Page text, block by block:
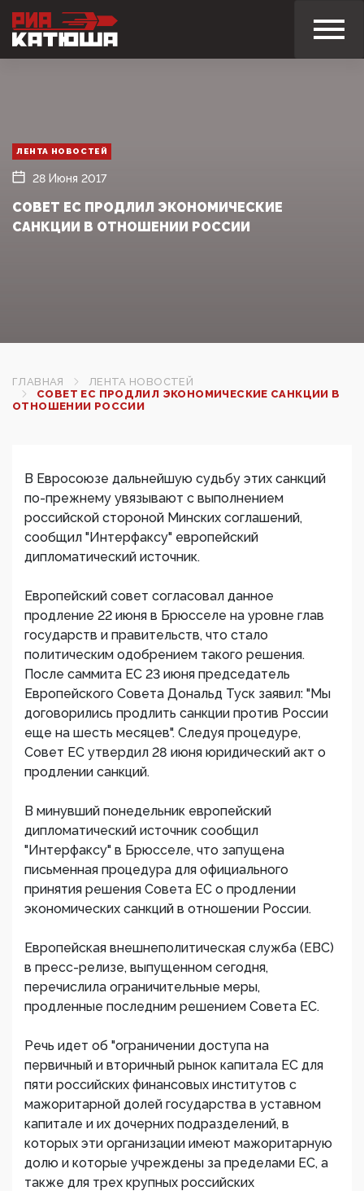
ЛЕНТА НОВОСТЕЙ
28 Июня 2017
СОВЕТ ЕС ПРОДЛИЛ ЭКОНОМИЧЕСКИЕ
САНКЦИИ В ОТНОШЕНИИ РОССИИ‍
ГЛАВНАЯ
ЛЕНТА НОВОСТЕЙ
СОВЕТ ЕС ПРОДЛИЛ ЭКОНОМИЧЕСКИЕ САНКЦИИ В
ОТНОШЕНИИ РОССИИ‍
В Евросоюзе дальнейшую судьбу этих санкций
по-прежнему увязывают с выполнением
российской стороной Минских соглашений,
сообщил "Интерфаксу" европейский
дипломатический источник.
Европейский совет согласовал данное
продление 22 июня в Брюсселе на уровне глав
государств и правительств, что стало
политическим одобрением такого решения.
После саммита ЕС 23 июня председатель
Европейского Совета Дональд Туск заявил: "Мы
договорились продлить санкции против России
еще на шесть месяцев". Следуя процедуре,
Совет ЕС утвердил 28 июня юридический акт о
продлении санкций.
В минувший понедельник европейский
дипломатический источник сообщил
"Интерфаксу" в Брюсселе, что запущена
письменная процедура для официального
принятия решения Совета ЕС о продлении
экономических санкций в отношении России.
Европейская внешнеполитическая служба (ЕВС)
в пресс-релизе, выпущенном сегодня,
перечислила ограничительные меры,
продленные последним решением Совета ЕС.
Речь идет об "ограничении доступа на
первичный и вторичный рынок капитала ЕС для
пяти российских финансовых институтов с
мажоритарной долей государства в уставном
капитале и их дочерних подразделений, в
которых эти организации имеют мажоритарную
долю и которые учреждены за пределами ЕС, а
также для трех крупных российских